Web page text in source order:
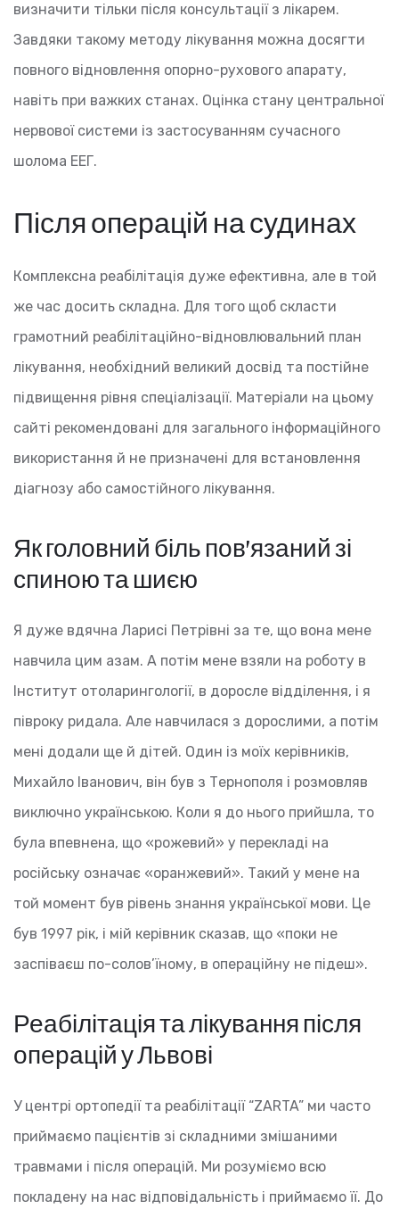
визначити тільки після консультації з лікарем.
Завдяки такому методу лікування можна досягти
повного відновлення опорно-рухового апарату,
навіть при важких станах. Оцінка стану центральної
нервової системи із застосуванням сучасного
шолома ЕЕГ.
Після операцій на судинах
Комплексна реабілітація дуже ефективна, але в той
же час досить складна. Для того щоб скласти
грамотний реабілітаційно-відновлювальний план
лікування, необхідний великий досвід та постійне
підвищення рівня спеціалізації. Матеріали на цьому
сайті рекомендовані для загального інформаційного
використання й не призначені для встановлення
діагнозу або самостійного лікування.
Як головний біль пов’язаний зі
спиною та шиєю
Я дуже вдячна Ларисі Петрівні за те, що вона мене
навчила цим азам. А потім мене взяли на роботу в
Інститут отоларингології, в доросле відділення, і я
півроку ридала. Але навчилася з дорослими, а потім
мені додали ще й дітей. Один із моїх керівників,
Михайло Іванович, він був з Тернополя і розмовляв
виключно українською. Коли я до нього прийшла, то
була впевнена, що «рожевий» у перекладі на
російську означає «оранжевий». Такий у мене на
той момент був рівень знання української мови. Це
був 1997 рік, і мій керівник сказав, що «поки не
заспіваєш по-солов’їному, в операційну не підеш».
Реабілітація та лікування після
операцій у Львові
У центрі ортопедії та реабілітації “ZARTA” ми часто
приймаємо пацієнтів зі складними змішаними
травмами і після операцій. Ми розуміємо всю
покладену на нас відповідальність і приймаємо її. До